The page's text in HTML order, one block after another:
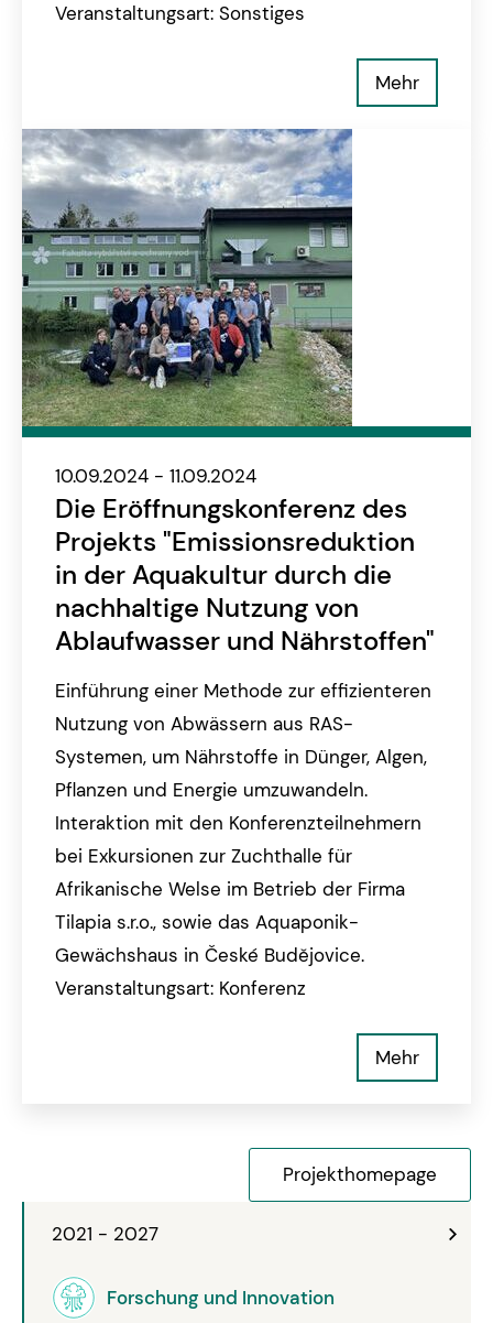
2021 - 2027
Forschung und Innovation
Veranstaltungsart: Sonstiges
Mehr
10.09.2024 - 11.09.2024
Die Eröffnungskonferenz des
Projekts "Emissionsreduktion
in der Aquakultur durch die
nachhaltige Nutzung von
Ablaufwasser und Nährstoffen"
Einführung einer Methode zur effizienteren
Nutzung von Abwässern aus RAS-
Systemen, um Nährstoffe in Dünger, Algen,
Pflanzen und Energie umzuwandeln.
Interaktion mit den Konferenzteilnehmern
bei Exkursionen zur Zuchthalle für
Afrikanische Welse im Betrieb der Firma
Tilapia s.r.o., sowie das Aquaponik-
Gewächshaus in České Budějovice.
Veranstaltungsart: Konferenz
Mehr
Projekthomepage